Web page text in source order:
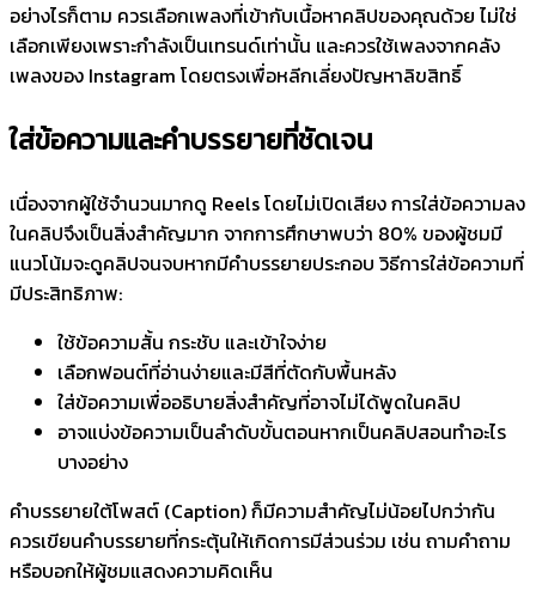
อย่างไรก็ตาม ควรเลือกเพลงที่เข้ากับเนื้อหาคลิปของคุณด้วย ไม่ใช่
เลือกเพียงเพราะกำลังเป็นเทรนด์เท่านั้น และควรใช้เพลงจากคลัง
เพลงของ Instagram โดยตรงเพื่อหลีกเลี่ยงปัญหาลิขสิทธิ์
ใส่ข้อความและคำบรรยายที่ชัดเจน
เนื่องจากผู้ใช้จำนวนมากดู Reels โดยไม่เปิดเสียง การใส่ข้อความลง
ในคลิปจึงเป็นสิ่งสำคัญมาก จากการศึกษาพบว่า 80% ของผู้ชมมี
แนวโน้มจะดูคลิปจนจบหากมีคำบรรยายประกอบ วิธีการใส่ข้อความที่
มีประสิทธิภาพ:
ใช้ข้อความสั้น กระชับ และเข้าใจง่าย
เลือกฟอนต์ที่อ่านง่ายและมีสีที่ตัดกับพื้นหลัง
ใส่ข้อความเพื่ออธิบายสิ่งสำคัญที่อาจไม่ได้พูดในคลิป
อาจแบ่งข้อความเป็นลำดับขั้นตอนหากเป็นคลิปสอนทำอะไร
บางอย่าง
คำบรรยายใต้โพสต์ (Caption) ก็มีความสำคัญไม่น้อยไปกว่ากัน
ควรเขียนคำบรรยายที่กระตุ้นให้เกิดการมีส่วนร่วม เช่น ถามคำถาม
หรือบอกให้ผู้ชมแสดงความคิดเห็น